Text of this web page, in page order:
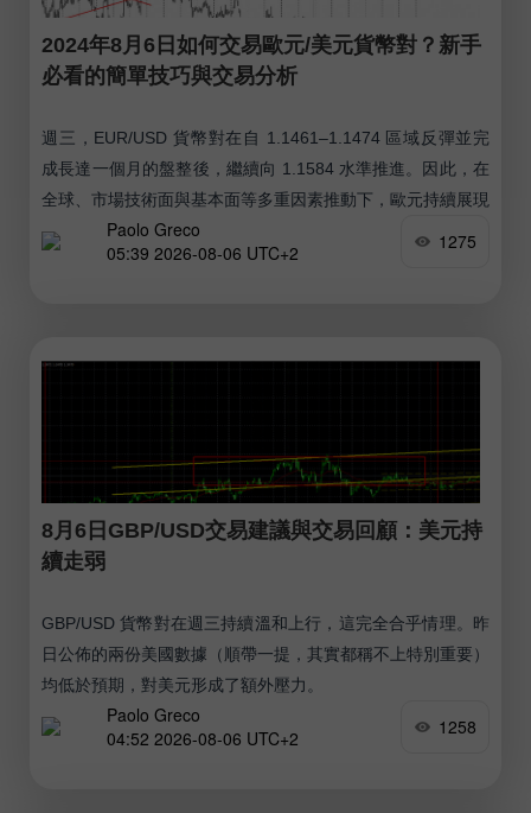
2024年8月6日如何交易歐元/美元貨幣對？新手
必看的簡單技巧與交易分析
週三，EUR/USD 貨幣對在自 1.1461–1.1474 區域反彈並完
成長達一個月的盤整後，繼續向 1.1584 水準推進。因此，在
全球、市場技術面與基本面等多重因素推動下，歐元持續展現
其完全合理的升勢。
Paolo Greco
05:39 2026-08-06 UTC+2
1275
8月6日GBP/USD交易建議與交易回顧：美元持
續走弱
GBP/USD 貨幣對在週三持續溫和上行，這完全合乎情理。昨
日公佈的兩份美國數據（順帶一提，其實都稱不上特別重要）
均低於預期，對美元形成了額外壓力。
Paolo Greco
04:52 2026-08-06 UTC+2
1258